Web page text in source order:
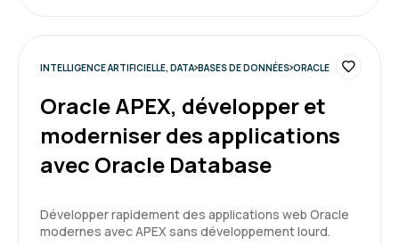
INTELLIGENCE ARTIFICIELLE, DATA BASES DE DONNÉES ORACLE
Oracle APEX, développer et
moderniser des applications
avec Oracle Database
Développer rapidement des applications web Oracle
modernes avec APEX sans développement lourd.